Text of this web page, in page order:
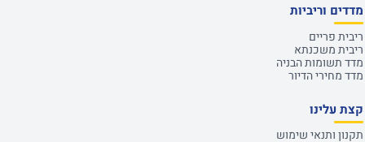
מדדים וריביות
ריבית פריים
ריבית משכנתא
מדד תשומות הבניה
מדד מחירי הדיור
קצת עלינו
תקנון ותנאי שימוש